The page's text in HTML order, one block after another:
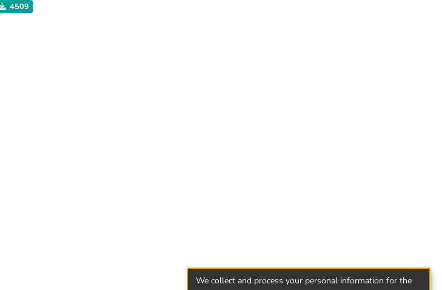
დღესდღეობით იკვეთება კანონმდებლობასა თუ პრაქტიკაში.
4509
We collect and process your personal information for the